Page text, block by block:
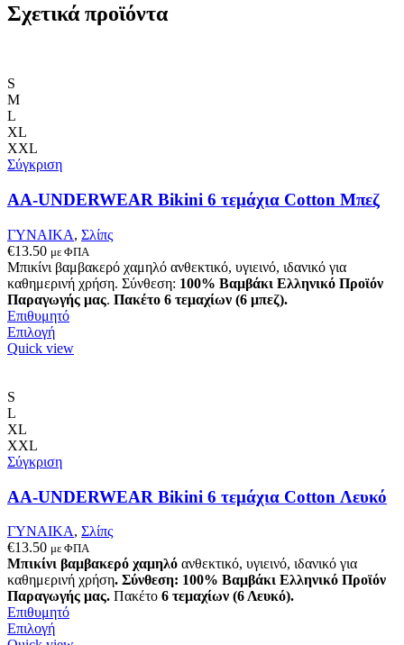
Σχετικά προϊόντα
S
M
L
XL
XXL
Σύγκριση
AA-UNDERWEAR Bikini 6 τεμάχια Cotton Μπεζ
ΓΥΝΑΙΚΑ, Σλίπς
€13.50 με ΦΠΑ
Μπικίνι βαμβακερό χαμηλό ανθεκτικό, υγιεινό, ιδανικό για
καθημερινή χρήση. Σύνθεση: 100% Βαμβάκι Ελληνικό Προϊόν
Παραγωγής μας. Πακέτο 6 τεμαχίων (6 μπεζ).
Επιθυμητό
ΕπιλογήΑυτό
το
μπορούν
επιλεγούν
στη
σελίδα
του
προϊόντος
Quick view
S
L
XL
XXL
Σύγκριση
AA-UNDERWEAR Bikini 6 τεμάχια Cotton Λευκό
ΓΥΝΑΙΚΑ, Σλίπς
€13.50 με ΦΠΑ
Μπικίνι βαμβακερό χαμηλό ανθεκτικό, υγιεινό, ιδανικό για
καθημερινή χρήση. Σύνθεση: 100% Βαμβάκι Ελληνικό Προϊόν
Παραγωγής μας. Πακέτο 6 τεμαχίων (6 Λευκό).
Επιθυμητό
ΕπιλογήΑυτό